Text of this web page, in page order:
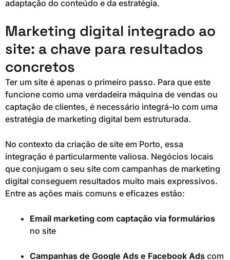
adaptação do conteúdo e da estratégia.
Marketing digital integrado ao
site: a chave para resultados
concretos
Ter um site é apenas o primeiro passo. Para que este
funcione como uma verdadeira máquina de vendas ou
captação de clientes, é necessário integrá-lo com uma
estratégia de marketing digital bem estruturada.
No contexto da criação de site em Porto, essa
integração é particularmente valiosa. Negócios locais
que conjugam o seu site com campanhas de marketing
digital conseguem resultados muito mais expressivos.
Entre as ações mais comuns e eficazes estão:
Email marketing com captação via formulários
no site
Campanhas de Google Ads e Facebook Ads com